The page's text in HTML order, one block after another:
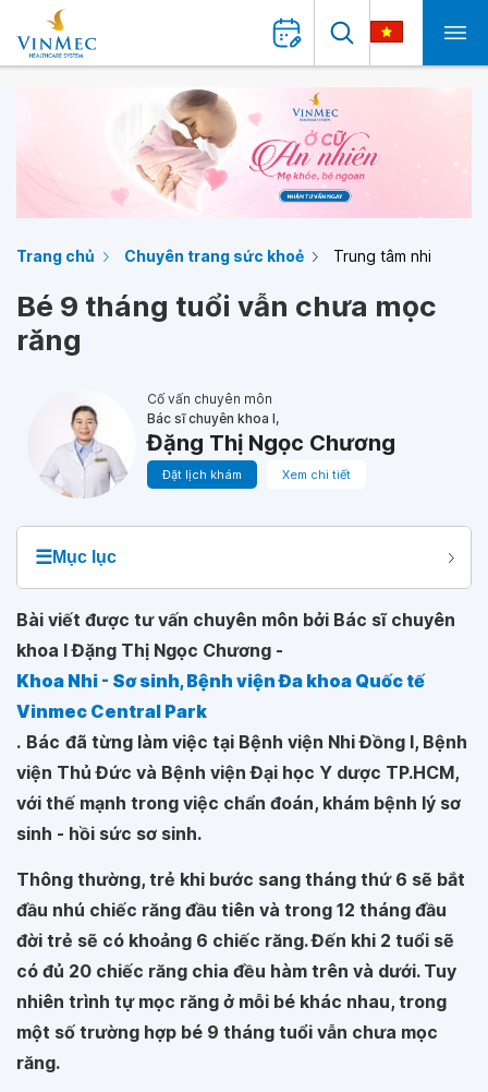
Trang chủ Chuyên trang sức khoẻ Trung tâm nhi
Bé 9 tháng tuổi vẫn chưa mọc
răng
Cố vấn chuyên môn
Bác sĩ chuyên khoa I,
Đặng Thị Ngọc Chương
Đặt lịch khám Xem chi tiết
☰Mục lục
Bài viết được tư vấn chuyên môn bởi Bác sĩ chuyên
khoa I Đặng Thị Ngọc Chương -
Khoa Nhi - Sơ sinh, Bệnh viện Đa khoa Quốc tế
Vinmec Central Park
. Bác đã từng làm việc tại Bệnh viện Nhi Đồng I, Bệnh
viện Thủ Đức và Bệnh viện Đại học Y dược TP.HCM,
với thế mạnh trong việc chẩn đoán, khám bệnh lý sơ
sinh - hồi sức sơ sinh.
Thông thường, trẻ khi bước sang tháng thứ 6 sẽ bắt
đầu nhú chiếc răng đầu tiên và trong 12 tháng đầu
đời trẻ sẽ có khoảng 6 chiếc răng. Đến khi 2 tuổi sẽ
có đủ 20 chiếc răng chia đều hàm trên và dưới. Tuy
nhiên trình tự mọc răng ở mỗi bé khác nhau, trong
một số trường hợp bé 9 tháng tuổi vẫn chưa mọc
răng.